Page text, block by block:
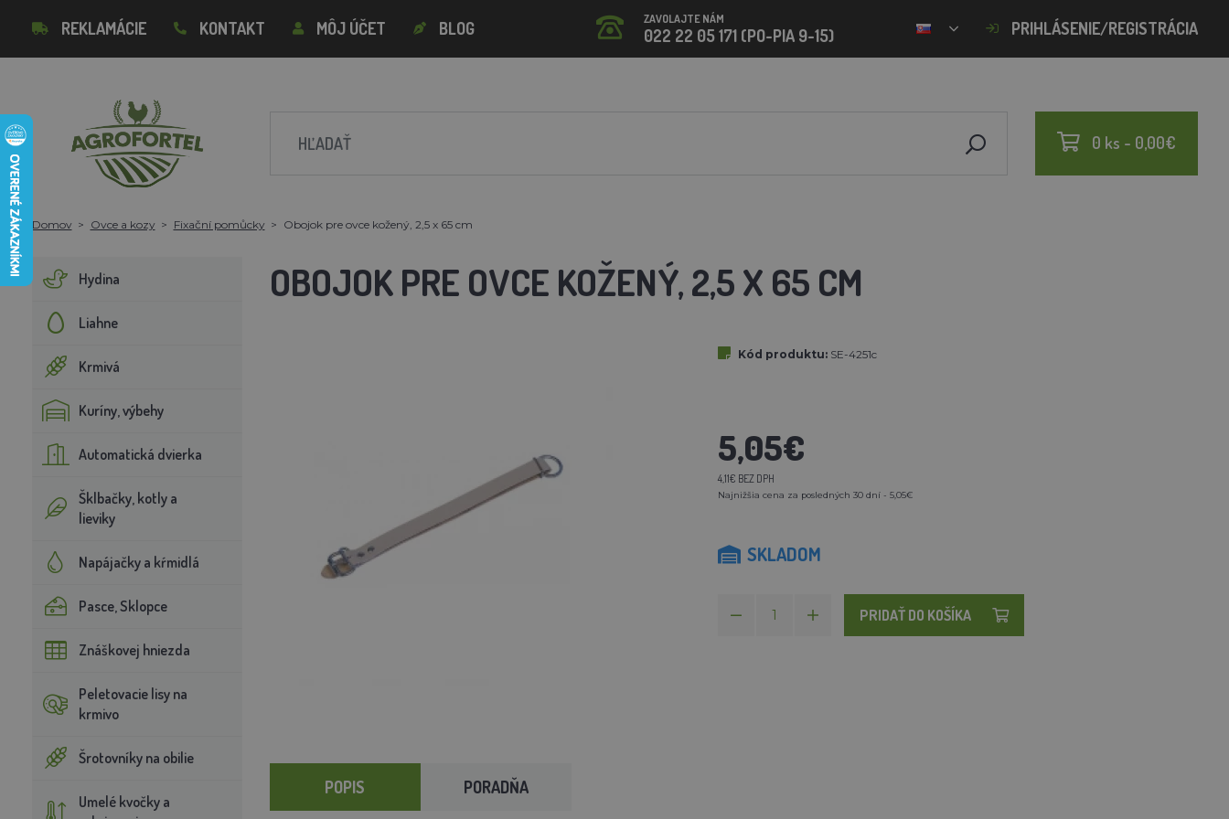
REKLAMÁCIE KONTAKT MÔJ ÚČET BLOG ZAVOLAJTE NÁM
022 22 05 171 (PO-PIA 9-15) PRIHLÁSENIE/REGISTRÁCIA
0 ks - 0,00€
Domov Ovce a kozy Fixační pomůcky Obojok pre ovce kožený, 2,5 x 65 cm
Hydina
Liahne
Krmivá
Kuríny, výbehy
Automatická dvierka
Šklbačky, kotly a
lieviky
Napájačky a kŕmidlá
Pasce, Sklopce
Znáškovej hniezda
Peletovacie lisy na
krmivo
Šrotovníky na obilie
Umelé kvočky a
OBOJOK PRE OVCE KOŽENÝ, 2,5 X 65 CM
Kód produktu: SE-4251c
5,05€
4,11€ BEZ DPH
Najnižšia cena za posledných 30 dní - 5,05€
SKLADOM
PRIDAŤ DO KOŠÍKA
POPIS PORADŇA